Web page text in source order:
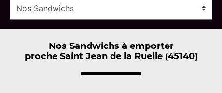
Nos Sandwichs à emporter
proche Saint Jean de la Ruelle (45140)